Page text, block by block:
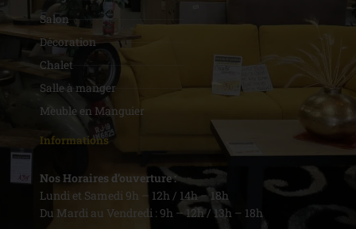
Salon
Décoration
Chalet
Salle à manger
Meuble en Manguier
Informations
Nos Horaires d’ouverture :
Lundi et Samedi 9h – 12h / 14h – 18h
Du Mardi au Vendredi : 9h – 12h / 13h – 18h